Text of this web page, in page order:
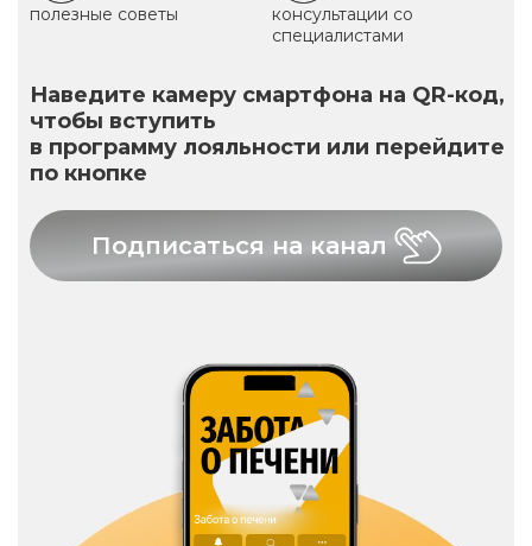
полезные советы
консультации со
специалистами
Наведите камеру смартфона на QR-код,
чтобы вступить
в программу лояльности или перейдите
по кнопке
Подписаться на канал